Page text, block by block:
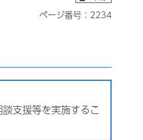
ページ番号：2234
支援等を実施するこ